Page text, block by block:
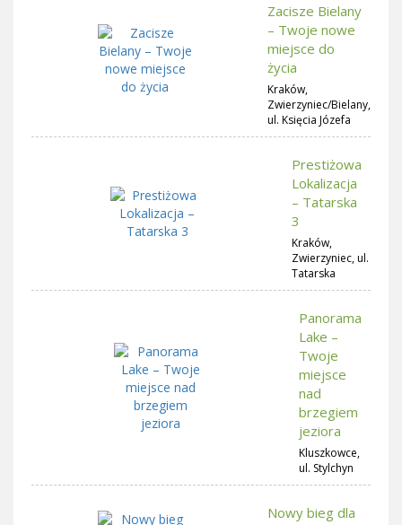
Zacisze Bielany
– Twoje nowe
miejsce do
życia
Kraków,
Zwierzyniec/Bielany,
ul. Księcia Józefa
Prestiżowa
Lokalizacja
– Tatarska
3
Kraków,
Zwierzyniec, ul.
Tatarska
Panorama
Lake –
Twoje
miejsce
nad
brzegiem
jeziora
Kluszkowce,
ul. Stylchyn
Nowy bieg dla